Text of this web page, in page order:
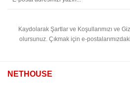
Kaydolarak Şartlar ve Koşullarımızı ve
olursunuz. Çıkmak için e-
NETHOUSE